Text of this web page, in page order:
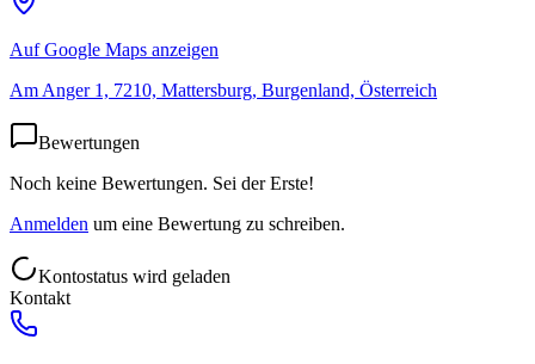
Auf Google Maps anzeigen
Am Anger 1, 7210, Mattersburg, Burgenland, Österreich
Bewertungen
Noch keine Bewertungen. Sei der Erste!
Anmelden um eine Bewertung zu schreiben.
Kontostatus wird geladen
Kontakt